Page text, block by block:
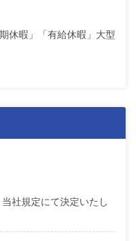
休暇」「有給休暇」大型
社規定にて決定いたし